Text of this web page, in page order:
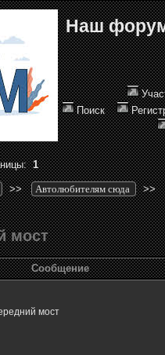
Наш
Поиск
1
>> Автолюбителям сюда >>
мост
Сообщение
мост